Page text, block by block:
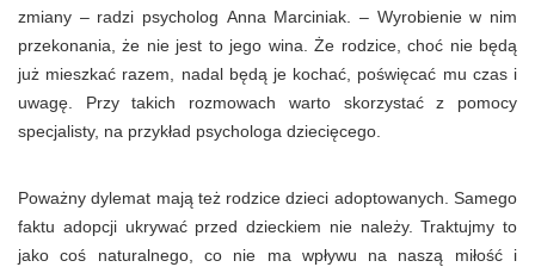
zmiany – radzi psycholog Anna Marciniak. – Wyrobienie w nim
przekonania, że nie jest to jego wina. Że rodzice, choć nie będą
już mieszkać razem, nadal będą je kochać, poświęcać mu czas i
uwagę. Przy takich rozmowach warto skorzystać z pomocy
specjalisty, na przykład psychologa dziecięcego.
Poważny dylemat mają też rodzice dzieci adoptowanych. Samego
faktu adopcji ukrywać przed dzieckiem nie należy. Traktujmy to
jako coś naturalnego, co nie ma wpływu na naszą miłość i